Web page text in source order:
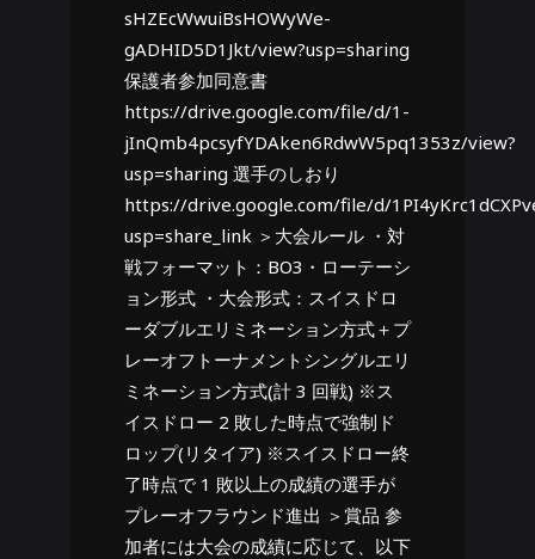
sHZEcWwuiBsHOWyWe-
gADHID5D1Jkt/view?usp=sharing
保護者参加同意書
https://drive.google.com/file/d/1-
jInQmb4pcsyfYDAken6RdwW5pq1353z/view?
usp=sharing 選手のしおり
https://drive.google.com/file/d/
usp=share_link ＞大会ルール ・対
戦フォーマット：BO3・ローテーシ
ョン形式 ・大会形式：スイスドロ
ーダブルエリミネーション方式＋プ
レーオフトーナメントシングルエリ
ミネーション方式(計 3 回戦) ※ス
イスドロー 2 敗した時点で強制ド
ロップ(リタイア) ※スイスドロー終
了時点で 1 敗以上の成績の選手が
プレーオフラウンド進出 ＞賞品 参
加者には大会の成績に応じて、以下